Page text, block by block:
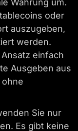
Währung um.
oder
auszugeben,
werden.
einfach
Ausgeben aus
Sie nur
Es gibt keine